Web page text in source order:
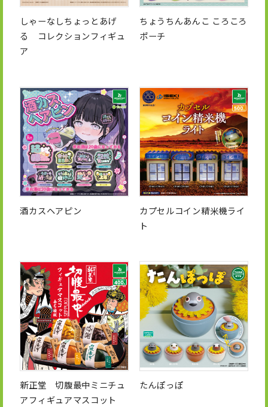
しゃーなしちょっとあげ
る コレクションフィギュ
ア
ちょうちんあんこ ころころ
ポーチ
酒カスヘアピン
カプセルコイン精米機ライ
ト
新正堂 切腹最中ミニチュ
アフィギュアマスコット
たんぽっぽ